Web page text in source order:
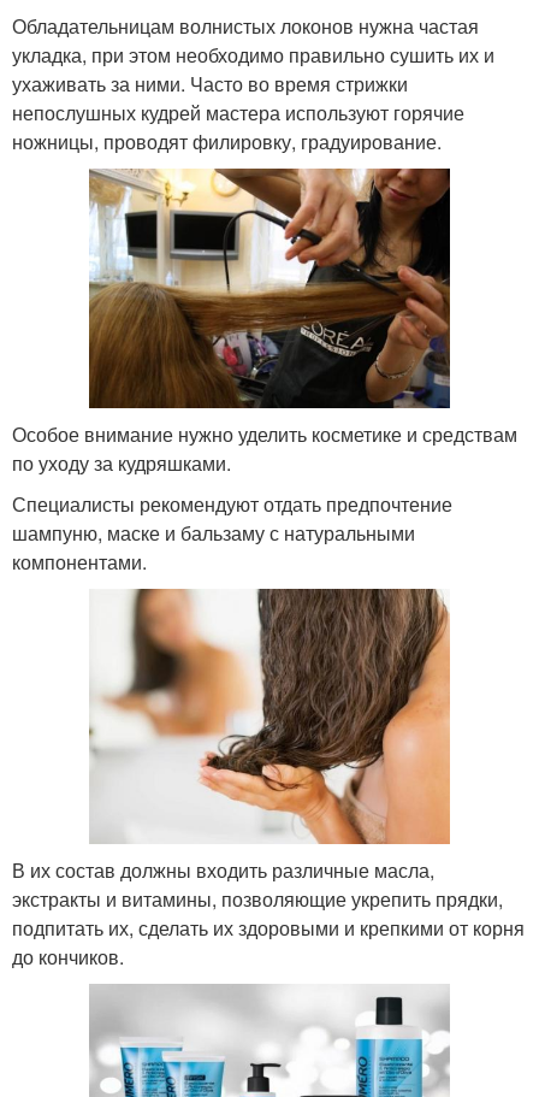
Обладательницам волнистых локонов нужна частая
укладка, при этом необходимо правильно сушить их и
ухаживать за ними. Часто во время стрижки
непослушных кудрей мастера используют горячие
ножницы, проводят филировку, градуирование.
Особое внимание нужно уделить косметике и средствам
по уходу за кудряшками.
Специалисты рекомендуют отдать предпочтение
шампуню, маске и бальзаму с натуральными
компонентами.
В их состав должны входить различные масла,
экстракты и витамины, позволяющие укрепить прядки,
подпитать их, сделать их здоровыми и крепкими от корня
до кончиков.